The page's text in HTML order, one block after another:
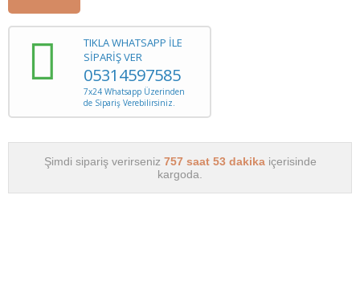
TIKLA WHATSAPP İLE
SİPARİŞ VER
05314597585
7x24 Whatsapp Üzerinden
de Sipariş Verebilirsiniz.
Şimdi sipariş verirseniz 757 saat 53 dakika içerisinde
kargoda.